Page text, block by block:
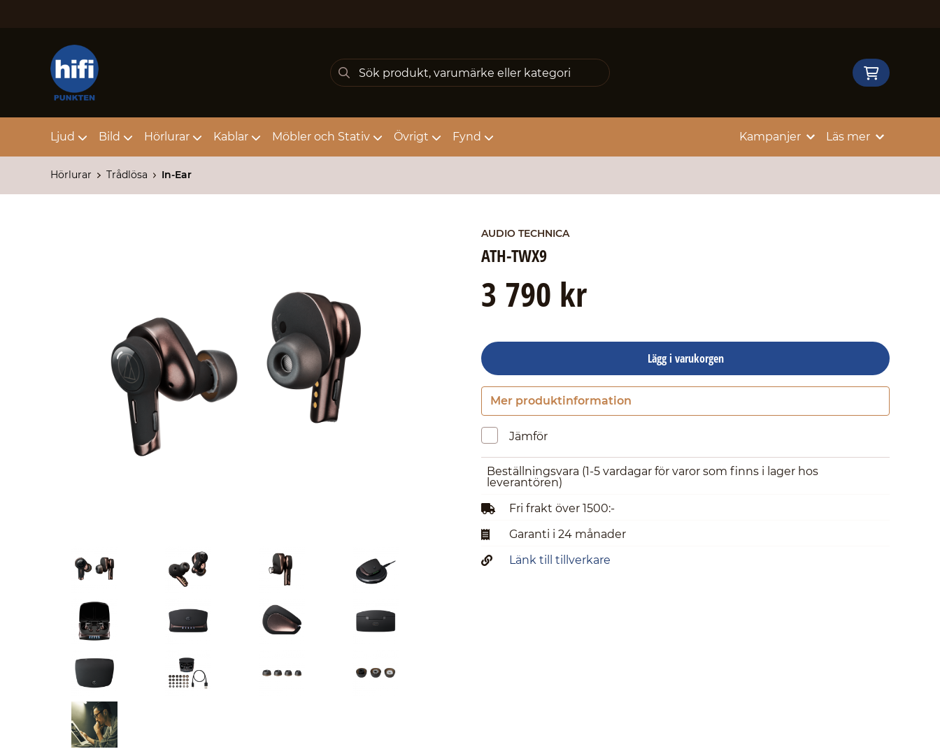
Ljud Bild Hörlurar Kablar Möbler och Stativ Övrigt Fynd Kampanjer Läs mer
Hörlurar Trådlösa In-Ear
AUDIO TECHNICA
ATH-TWX9
3 790 kr
Lägg i varukorgen
Mer produktinformation
Jämför
Beställningsvara (1-5 vardagar för varor som finns i lager hos
leverantören)
Fri frakt över 1500:-
Garanti i 24 månader
Länk till tillverkare